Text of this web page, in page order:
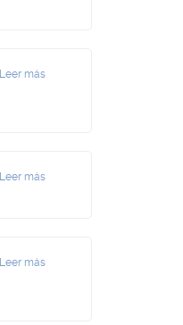
Leer más
Leer más
Leer más